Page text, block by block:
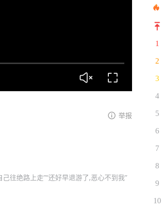
举报
往绝路上走”“还好早退游了,恶心不到我”
1
2
3
4
5
6
7
8
9
10